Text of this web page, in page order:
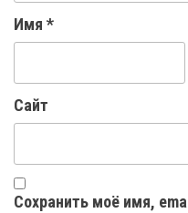
Имя *
Сайт
Сохранить моё имя,